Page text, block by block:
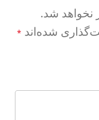
نخواهد شد.
شده‌اند *